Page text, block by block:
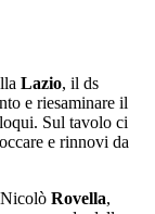
Lazio, il ds
e riesaminare il
Sul tavolo ci
e rinnovi da
Rovella,